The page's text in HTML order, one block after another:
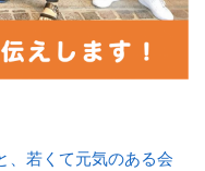
若くて元気のある会